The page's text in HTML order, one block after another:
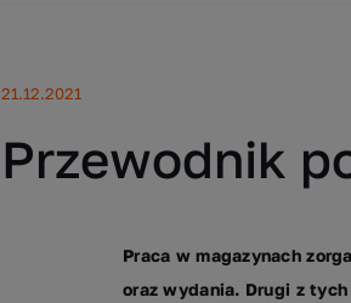
21.12.2021
Przewodnik
Praca w magazynach
oraz wydania. Drugi z